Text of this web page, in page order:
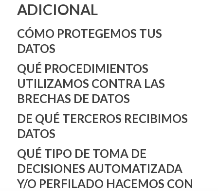
ADICIONAL
CÓMO PROTEGEMOS TUS
DATOS
QUÉ PROCEDIMIENTOS
UTILIZAMOS CONTRA LAS
BRECHAS DE DATOS
DE QUÉ TERCEROS RECIBIMOS
DATOS
QUÉ TIPO DE TOMA DE
DECISIONES AUTOMATIZADA
Y/O PERFILADO HACEMOS CON